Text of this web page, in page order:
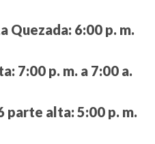
Quezada: 6:00 p. m.
7:00 p. m. a 7:00 a.
parte alta: 5:00 p. m.